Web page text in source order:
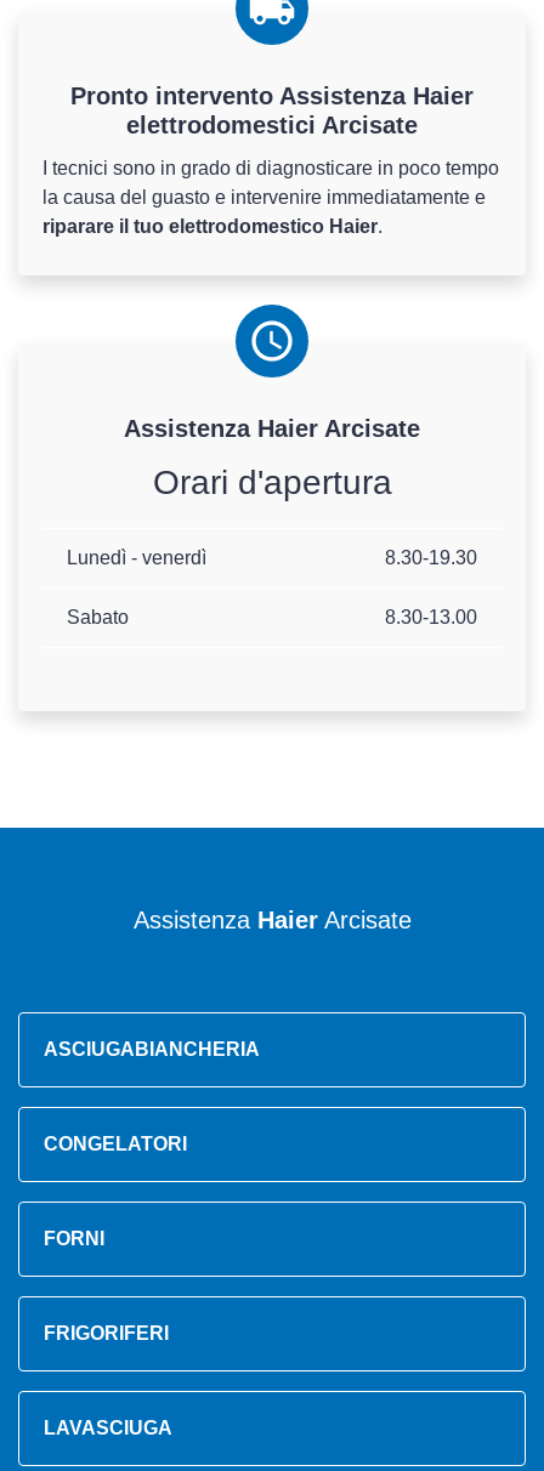
Pronto intervento Assistenza Haier
elettrodomestici Arcisate
I tecnici sono in grado di diagnosticare in poco tempo
la causa del guasto e intervenire immediatamente e
riparare il tuo elettrodomestico Haier.
Assistenza Haier Arcisate
Orari d'apertura
Lunedì - venerdì 8.30-19.30
Sabato 8.30-13.00
Assistenza HaierArcisate
ASCIUGABIANCHERIA
CONGELATORI
FORNI
FRIGORIFERI
LAVASCIUGA